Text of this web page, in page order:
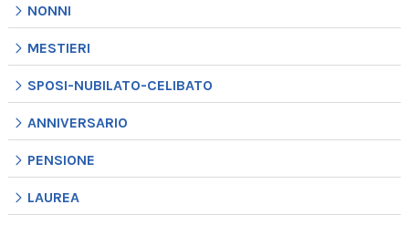
NONNI
MESTIERI
SPOSI-NUBILATO-CELIBATO
ANNIVERSARIO
PENSIONE
LAUREA